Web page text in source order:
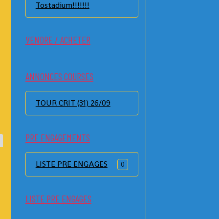
Tostadium!!!!!!!
VENDRE / ACHETER
ANNONCES COURSES
TOUR CRIT (31) 26/09
PRE ENGAGEMENTS
LISTE PRE ENGAGES 0
LISTE PRE ENGAGES